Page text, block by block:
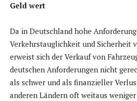
Geld wert
Da in Deutschland hohe
Verkehrstauglichkeit und Sicherheit
erweist sich der Verkauf von
deutschen Anforderungen nicht
als schwer und als finanzieller
anderen Ländern oft weitaus